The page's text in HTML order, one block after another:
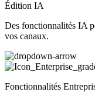
Édition IA
Des fonctionnalités IA
vos canaux.
Fonctionnalités